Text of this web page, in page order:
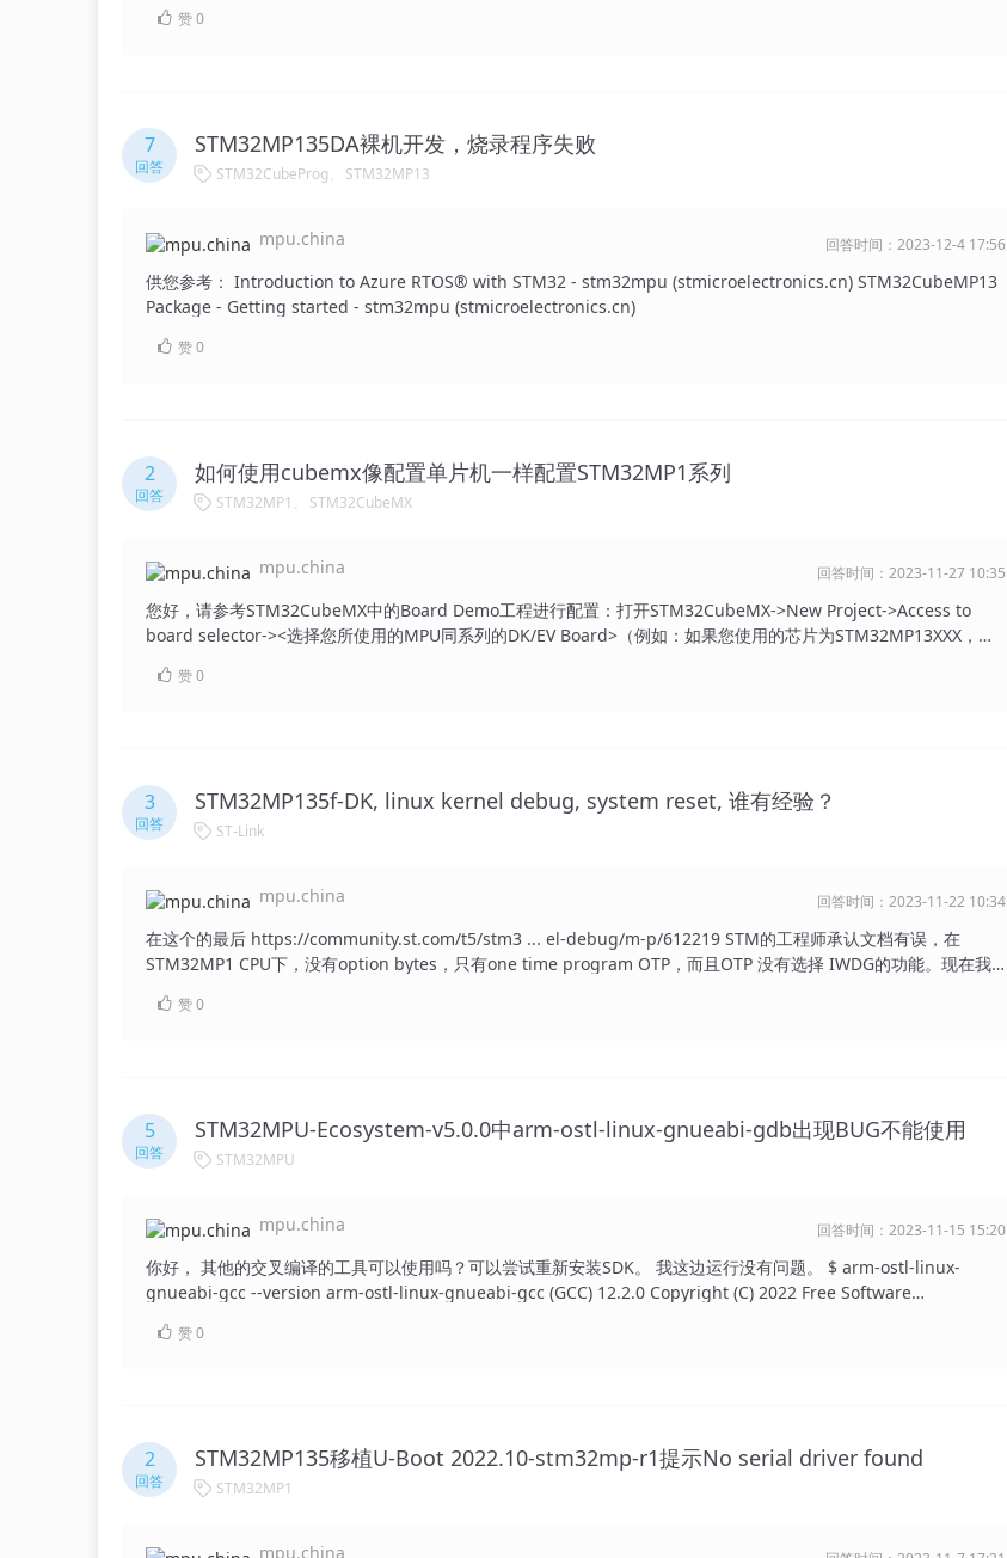
赞0
7
回答
STM32MP135DA裸机开发，烧录程序失败
STM32CubeProg STM32MP13
mpu.china 回答时间：2023-12-4 17:56
供您参考： Introduction to Azure RTOS® with STM32 - stm32mpu (stmicroelectronics.cn) STM32CubeMP13
Package - Getting started - stm32mpu (stmicroelectronics.cn)
赞0
2
回答
如何使用cubemx像配置单片机一样配置STM32MP1系列
STM32MP1 STM32CubeMX
mpu.china 回答时间：2023-11-27 10:35
您好，请参考STM32CubeMX中的Board Demo工程进行配置：打开STM32CubeMX->New Project->Access to
board selector-><选择您所使用的MPU同系列的DK/EV Board>（例如：如果您使用的芯片为STM32MP13XXX，可
核，STM32MP15为A核+M核。若您想使用STM32MP15的M核对RGB屏幕进行驱动，配置过程“像配置单片机一
赞0
3
回答
STM32MP135f-DK, linux kernel debug, system reset, 谁有经验？
ST-Link
mpu.china 回答时间：2023-11-22 10:34
在这个的最后 https://community.st.com/t5/stm3 ... el-debug/m-p/612219 STM的工程师承认文档有误，在
STM32MP1 CPU下，没有option bytes，只有one time program OTP，而且OTP 没有选择 IWDG的功能。现在我
果刷到板子上，好烦。
赞0
5
回答
STM32MPU-Ecosystem-v5.0.0中arm-ostl-linux-gnueabi-gdb出现BUG不能使用
STM32MPU
mpu.china 回答时间：2023-11-15 15:20
你好， 其他的交叉编译的工具可以使用吗？可以尝试重新安装SDK。 我这边运行没有问题。 $ arm-ostl-linux-
gnueabi-gcc --version arm-ostl-linux-gnueabi-gcc (GCC) 12.2.0 Copyright (C) 2022 Free Software
even for MERCHANTABILITY or FITNESS FOR A PARTICULAR PURPOSE. $ arm-ostl-linux-gnueabi-gdb GNU
details. This GDB was configured as "--host=x86_64-ostl_sdk-linux --target=arm-ostl-linux-gnueabi". Type
"show configuration" for configuration details. For bug reporting instructions, please see:
<https://www.gnu.org/software/gdb/bugs/>. Find the GDB manual and other documentation resources
to search for commands related to "word". (gdb)
赞0
2
回答
STM32MP135移植U-Boot 2022.10-stm32mp-r1提示No serial driver found
STM32MP1
mpu.china